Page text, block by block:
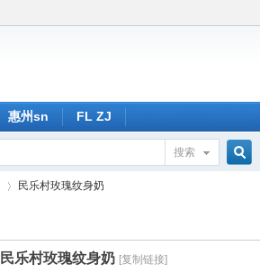
惠州sn FL ZJ
搜索
›
民乐村玫瑰纹身奶
民乐村玫瑰纹身奶 [复制链接]